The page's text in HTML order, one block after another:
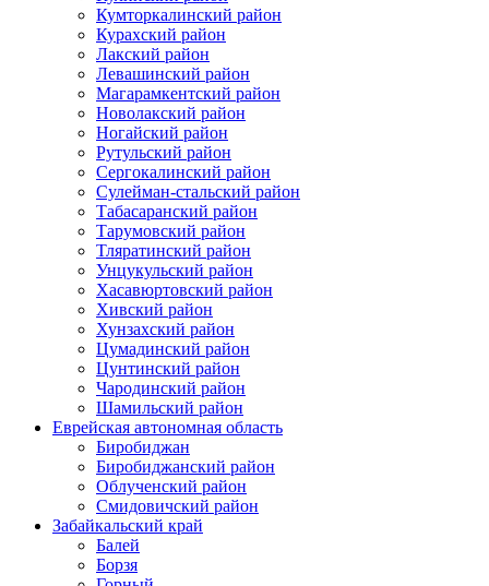
Кумторкалинский район
Курахский район
Лакский район
Левашинский район
Магарамкентский район
Новолакский район
Ногайский район
Рутульский район
Сергокалинский район
Сулейман-стальский район
Табасаранский район
Тарумовский район
Тляратинский район
Унцукульский район
Хасавюртовский район
Хивский район
Хунзахский район
Цумадинский район
Цунтинский район
Чародинский район
Шамильский район
Еврейская автономная область
Биробиджан
Биробиджанский район
Облученский район
Смидовичский район
Забайкальский край
Балей
Борзя